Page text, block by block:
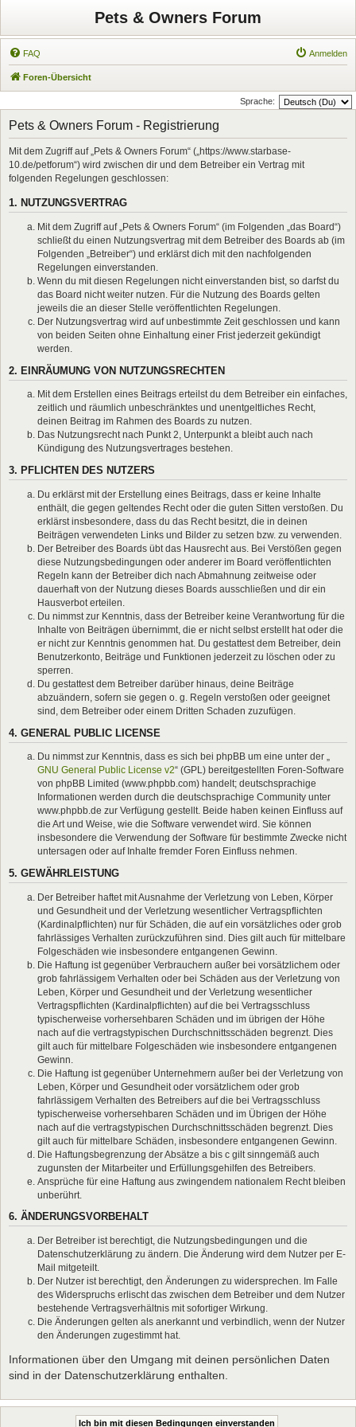
Pets & Owners Forum
FAQ Anmelden
Foren-Übersicht
Sprache:
Pets & Owners Forum - Registrierung
Mit dem Zugriff auf „Pets & Owners Forum“ („https://www.starbase-
10.de/petforum“) wird zwischen dir und dem Betreiber ein Vertrag mit
folgenden Regelungen geschlossen:
1. NUTZUNGSVERTRAG
Mit dem Zugriff auf „Pets & Owners Forum“ (im Folgenden „das Board“)
schließt du einen Nutzungsvertrag mit dem Betreiber des Boards ab (im
Folgenden „Betreiber“) und erklärst dich mit den nachfolgenden
Regelungen einverstanden.
Wenn du mit diesen Regelungen nicht einverstanden bist, so darfst du
das Board nicht weiter nutzen. Für die Nutzung des Boards gelten
jeweils die an dieser Stelle veröffentlichten Regelungen.
Der Nutzungsvertrag wird auf unbestimmte Zeit geschlossen und kann
von beiden Seiten ohne Einhaltung einer Frist jederzeit gekündigt
werden.
2. EINRÄUMUNG VON NUTZUNGSRECHTEN
Mit dem Erstellen eines Beitrags erteilst du dem Betreiber ein einfaches,
zeitlich und räumlich unbeschränktes und unentgeltliches Recht,
deinen Beitrag im Rahmen des Boards zu nutzen.
Das Nutzungsrecht nach Punkt 2, Unterpunkt a bleibt auch nach
Kündigung des Nutzungsvertrages bestehen.
3. PFLICHTEN DES NUTZERS
Du erklärst mit der Erstellung eines Beitrags, dass er keine Inhalte
enthält, die gegen geltendes Recht oder die guten Sitten verstoßen. Du
erklärst insbesondere, dass du das Recht besitzt, die in deinen
Beiträgen verwendeten Links und Bilder zu setzen bzw. zu verwenden.
Der Betreiber des Boards übt das Hausrecht aus. Bei Verstößen gegen
diese Nutzungsbedingungen oder anderer im Board veröffentlichten
Regeln kann der Betreiber dich nach Abmahnung zeitweise oder
dauerhaft von der Nutzung dieses Boards ausschließen und dir ein
Hausverbot erteilen.
Du nimmst zur Kenntnis, dass der Betreiber keine Verantwortung für die
Inhalte von Beiträgen übernimmt, die er nicht selbst erstellt hat oder die
er nicht zur Kenntnis genommen hat. Du gestattest dem Betreiber, dein
Benutzerkonto, Beiträge und Funktionen jederzeit zu löschen oder zu
sperren.
Du gestattest dem Betreiber darüber hinaus, deine Beiträge
abzuändern, sofern sie gegen o. g. Regeln verstoßen oder geeignet
sind, dem Betreiber oder einem Dritten Schaden zuzufügen.
4. GENERAL PUBLIC LICENSE
Du nimmst zur Kenntnis, dass es sich bei phpBB um eine unter der „
GNU General Public License v2“ (GPL) bereitgestellten Foren-Software
von phpBB Limited (www.phpbb.com) handelt; deutschsprachige
Informationen werden durch die deutschsprachige Community unter
www.phpbb.de zur Verfügung gestellt. Beide haben keinen Einfluss auf
die Art und Weise, wie die Software verwendet wird. Sie können
insbesondere die Verwendung der Software für bestimmte Zwecke nicht
untersagen oder auf Inhalte fremder Foren Einfluss nehmen.
5. GEWÄHRLEISTUNG
Der Betreiber haftet mit Ausnahme der Verletzung von Leben, Körper
und Gesundheit und der Verletzung wesentlicher Vertragspflichten
(Kardinalpflichten) nur für Schäden, die auf ein vorsätzliches oder grob
fahrlässiges Verhalten zurückzuführen sind. Dies gilt auch für mittelbare
Folgeschäden wie insbesondere entgangenen Gewinn.
Die Haftung ist gegenüber Verbrauchern außer bei vorsätzlichem oder
grob fahrlässigem Verhalten oder bei Schäden aus der Verletzung von
Leben, Körper und Gesundheit und der Verletzung wesentlicher
Vertragspflichten (Kardinalpflichten) auf die bei Vertragsschluss
typischerweise vorhersehbaren Schäden und im übrigen der Höhe
nach auf die vertragstypischen Durchschnittsschäden begrenzt. Dies
gilt auch für mittelbare Folgeschäden wie insbesondere entgangenen
Gewinn.
Die Haftung ist gegenüber Unternehmern außer bei der Verletzung von
Leben, Körper und Gesundheit oder vorsätzlichem oder grob
fahrlässigem Verhalten des Betreibers auf die bei Vertragsschluss
typischerweise vorhersehbaren Schäden und im Übrigen der Höhe
nach auf die vertragstypischen Durchschnittsschäden begrenzt. Dies
gilt auch für mittelbare Schäden, insbesondere entgangenen Gewinn.
Die Haftungsbegrenzung der Absätze a bis c gilt sinngemäß auch
zugunsten der Mitarbeiter und Erfüllungsgehilfen des Betreibers.
Ansprüche für eine Haftung aus zwingendem nationalem Recht bleiben
unberührt.
6. ÄNDERUNGSVORBEHALT
Der Betreiber ist berechtigt, die Nutzungsbedingungen und die
Datenschutzerklärung zu ändern. Die Änderung wird dem Nutzer per E-
Mail mitgeteilt.
Der Nutzer ist berechtigt, den Änderungen zu widersprechen. Im Falle
des Widerspruchs erlischt das zwischen dem Betreiber und dem Nutzer
bestehende Vertragsverhältnis mit sofortiger Wirkung.
Die Änderungen gelten als anerkannt und verbindlich, wenn der Nutzer
den Änderungen zugestimmt hat.
Informationen über den Umgang mit deinen persönlichen Daten
sind in der Datenschutzerklärung enthalten.